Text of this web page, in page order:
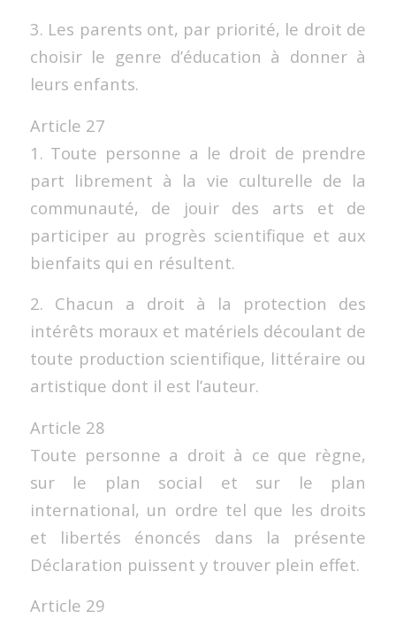
3. Les parents ont, par priorité, le droit de
choisir le genre d’éducation à donner à
leurs enfants.
Article 27
1. Toute personne a le droit de prendre
part librement à la vie culturelle de la
communauté, de jouir des arts et de
participer au progrès scientifique et aux
bienfaits qui en résultent.
2. Chacun a droit à la protection des
intérêts moraux et matériels découlant de
toute production scientifique, littéraire ou
artistique dont il est l’auteur.
Article 28
Toute personne a droit à ce que règne,
sur le plan social et sur le plan
international, un ordre tel que les droits
et libertés énoncés dans la présente
Déclaration puissent y trouver plein effet.
Article 29